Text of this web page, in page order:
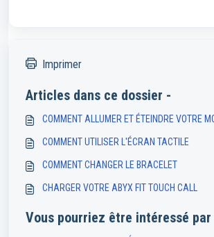
Imprimer
Articles dans ce dossier -
COMMENT ALLUMER ET ÉTEINDRE VOTRE
COMMENT UTILISER L'ÉCRAN TACTILE
COMMENT CHANGER LE BRACELET
CHARGER VOTRE ABYX FIT TOUCH CALL
Vous pourriez être intéressé par